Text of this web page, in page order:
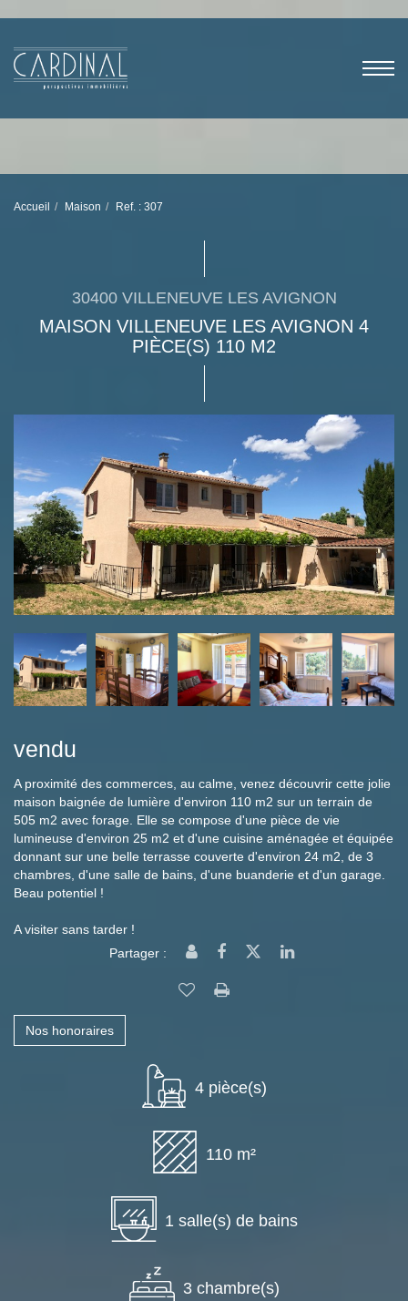
Accueil Maison Ref. : 307
30400 VILLENEUVE LES AVIGNON
MAISON VILLENEUVE LES AVIGNON 4
PIÈCE(S) 110 M2
vendu
A proximité des commerces, au calme, venez découvrir cette jolie
maison baignée de lumière d'environ 110 m2 sur un terrain de
505 m2 avec forage. Elle se compose d'une pièce de vie
lumineuse d'environ 25 m2 et d'une cuisine aménagée et équipée
donnant sur une belle terrasse couverte d'environ 24 m2, de 3
chambres, d'une salle de bains, d'une buanderie et d'un garage.
Beau potentiel !
A visiter sans tarder !
Partager :
Nos honoraires
4 pièce(s)
110 m²
1 salle(s) de bains
3 chambre(s)